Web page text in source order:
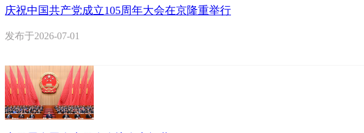
庆祝中国共产党成立105周年大会在京隆重举行
发布于2026-07-01